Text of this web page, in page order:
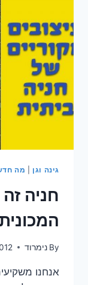
גינה וגן מה
חניה
By נימרוד
אנחנו